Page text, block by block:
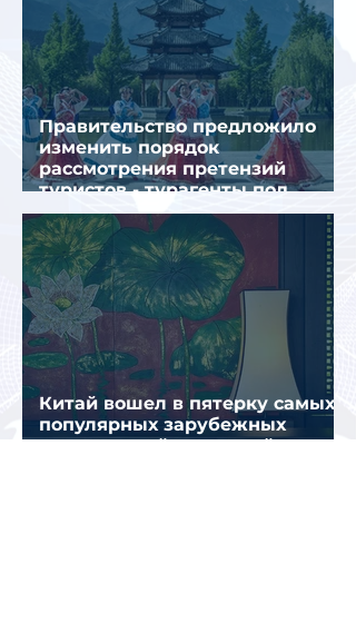
Правительство предложило
изменить порядок
рассмотрения претензий
туристов - турагенты под
ударом!
Китай вошел в пятерку самых
популярных зарубежных
направлений для семейного